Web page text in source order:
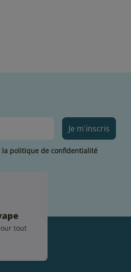
Je m'inscris
la politique de confidentialité
tout